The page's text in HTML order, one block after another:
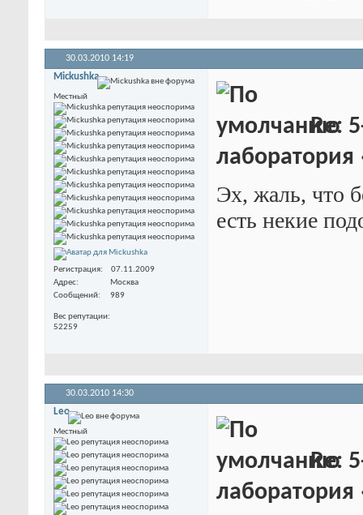
30.03.2010 14:19
Mickushka
Местный
Регистрация
07.11.2009
Адрес
Москва
Сообщений
989
Вес репутации
52259
Re:
Эх, жаль, что
есть некие
30.03.2010 14:30
Leo
Местный
Re: